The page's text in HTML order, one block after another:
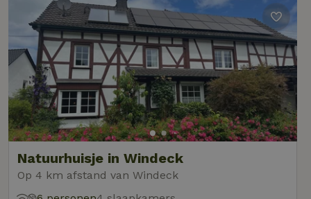
Natuurhuisje in Windeck
Op 4 km afstand van Windeck